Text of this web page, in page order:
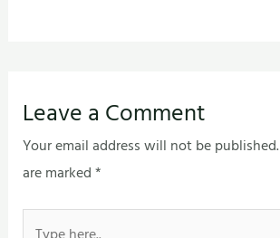
Leave a Comment
Your email address will not be published.
are marked*